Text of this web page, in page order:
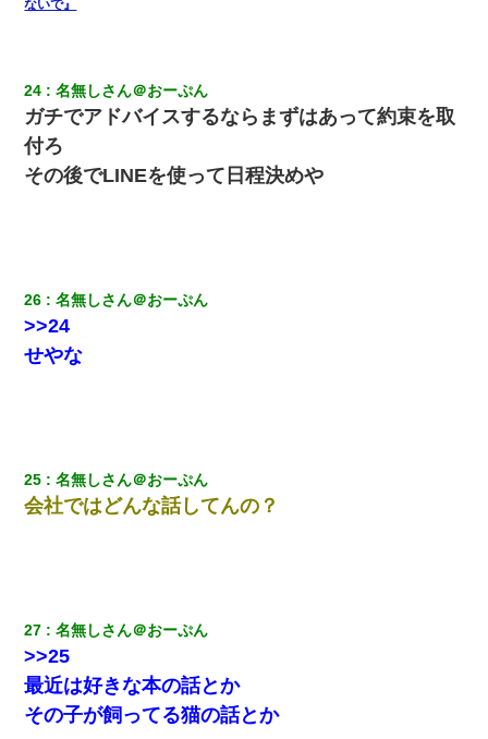
ないで』
24 名無しさん＠おーぷん
ガチでアドバイスするならまずはあって約束を取
付ろ
その後でLINEを使って日程決めや
26 名無しさん＠おーぷん
>>24
せやな
25 名無しさん＠おーぷん
会社ではどんな話してんの？
27 名無しさん＠おーぷん
>>25
最近は好きな本の話とか
その子が飼ってる猫の話とか